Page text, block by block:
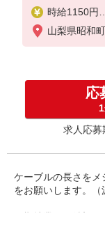
時給1150円
月収例：
日出勤手当
山梨県昭和町
応
求人応募
ケーブルの長さを
をお願いします。（